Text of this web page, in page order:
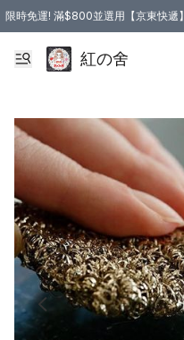
限時免運! 滿$800並選用【京東快遞】
紅の舍